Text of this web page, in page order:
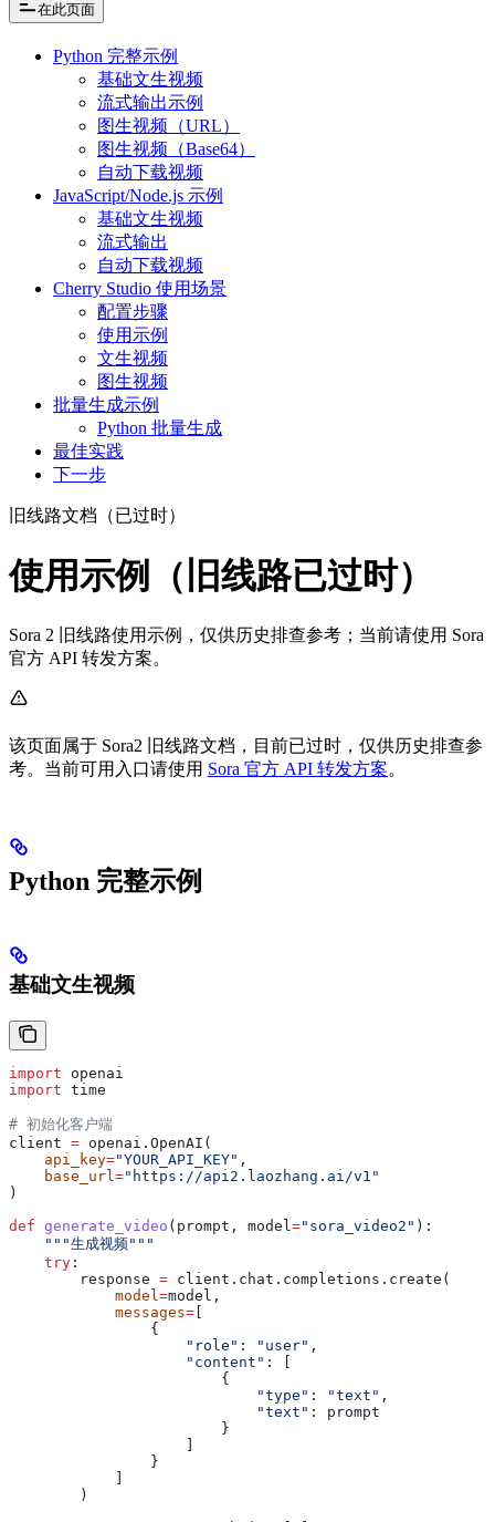
在此页面
Python 完整示例
基础文生视频
流式输出示例
图生视频（URL）
图生视频（Base64）
自动下载视频
JavaScript/Node.js 示例
基础文生视频
流式输出
自动下载视频
Cherry Studio 使用场景
配置步骤
使用示例
文生视频
图生视频
批量生成示例
Python 批量生成
最佳实践
下一步
旧线路文档（已过时）
使用示例（旧线路已过时）
Sora 2 旧线路使用示例，仅供历史排查参考；当前请使用 Sora
官方 API 转发方案。
该页面属于 Sora2 旧线路文档，目前已过时，仅供历史排查参
考。当前可用入口请使用 Sora 官方 API 转发方案。
Python 完整示例
基础文生视频
import openai
import time
# 初始化客户端
client = openai.OpenAI(
    api_key
="YOUR_API_KEY" ,
    base_url
="https://api2.laozhang.ai/v1"
)
def generate_video ( prompt , model ="sora_video2" ):
    """生成视频"""
    try
:
        response
= client.chat.completions.create(
            model
=model,
            messages
= [
                {
                    "role"
: "user" ,
                    "content"
: [
                        {
                            "type"
: "text" ,
                            "text"
: prompt
                        }
                    ]
                }
            ]
        )